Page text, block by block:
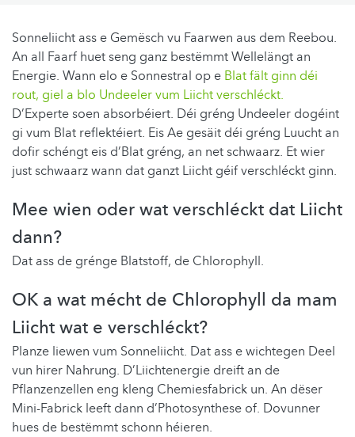
Sonneliicht ass e Gemësch vu Faarwen aus dem Reebou.
An all Faarf huet seng ganz bestëmmt Wellelängt an
Energie. Wann elo e Sonnestral op e Blat fält ginn déi
rout, giel a blo Undeeler vum Liicht verschléckt.
D’Experte soen absorbéiert. Déi gréng Undeeler dogéint
gi vum Blat reflektéiert. Eis Ae gesäit déi gréng Luucht an
dofir schéngt eis d’Blat gréng, an net schwaarz. Et wier
just schwaarz wann dat ganzt Liicht géif verschléckt ginn.
Mee wien oder wat verschléckt dat Liicht
dann?
Dat ass de grénge Blatstoff, de Chlorophyll.
OK a wat mécht de Chlorophyll da mam
Liicht wat e verschléckt?
Planze liewen vum Sonneliicht. Dat ass e wichtegen Deel
vun hirer Nahrung. D’Liichtenergie dreift an de
Pflanzenzellen eng kleng Chemiesfabrick un. An dëser
Mini-Fabrick leeft dann d’Photosynthese of. Dovunner
hues de bestëmmt schonn héieren.